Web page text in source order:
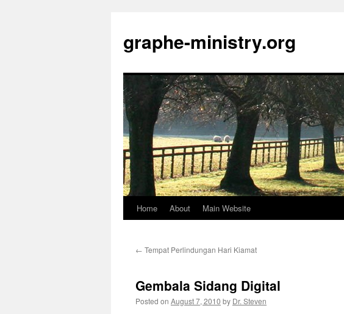
content
graphe-ministry.org
Home About Main Website
← Tempat Perlindungan Hari Kiamat
Gembala Sidang Digital
Posted on August 7, 2010 by Dr. Steven